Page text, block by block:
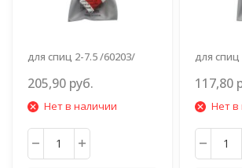
для спиц 2-7.5 /60203/
205,90 руб.
Нет в наличии
для спиц
117,80
Нет в